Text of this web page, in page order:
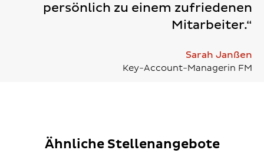
persönlich zu einem zufriedenen
Mitarbeiter.“
Sarah Janßen
Key-Account-Managerin FM
Ähnliche Stellenangebote